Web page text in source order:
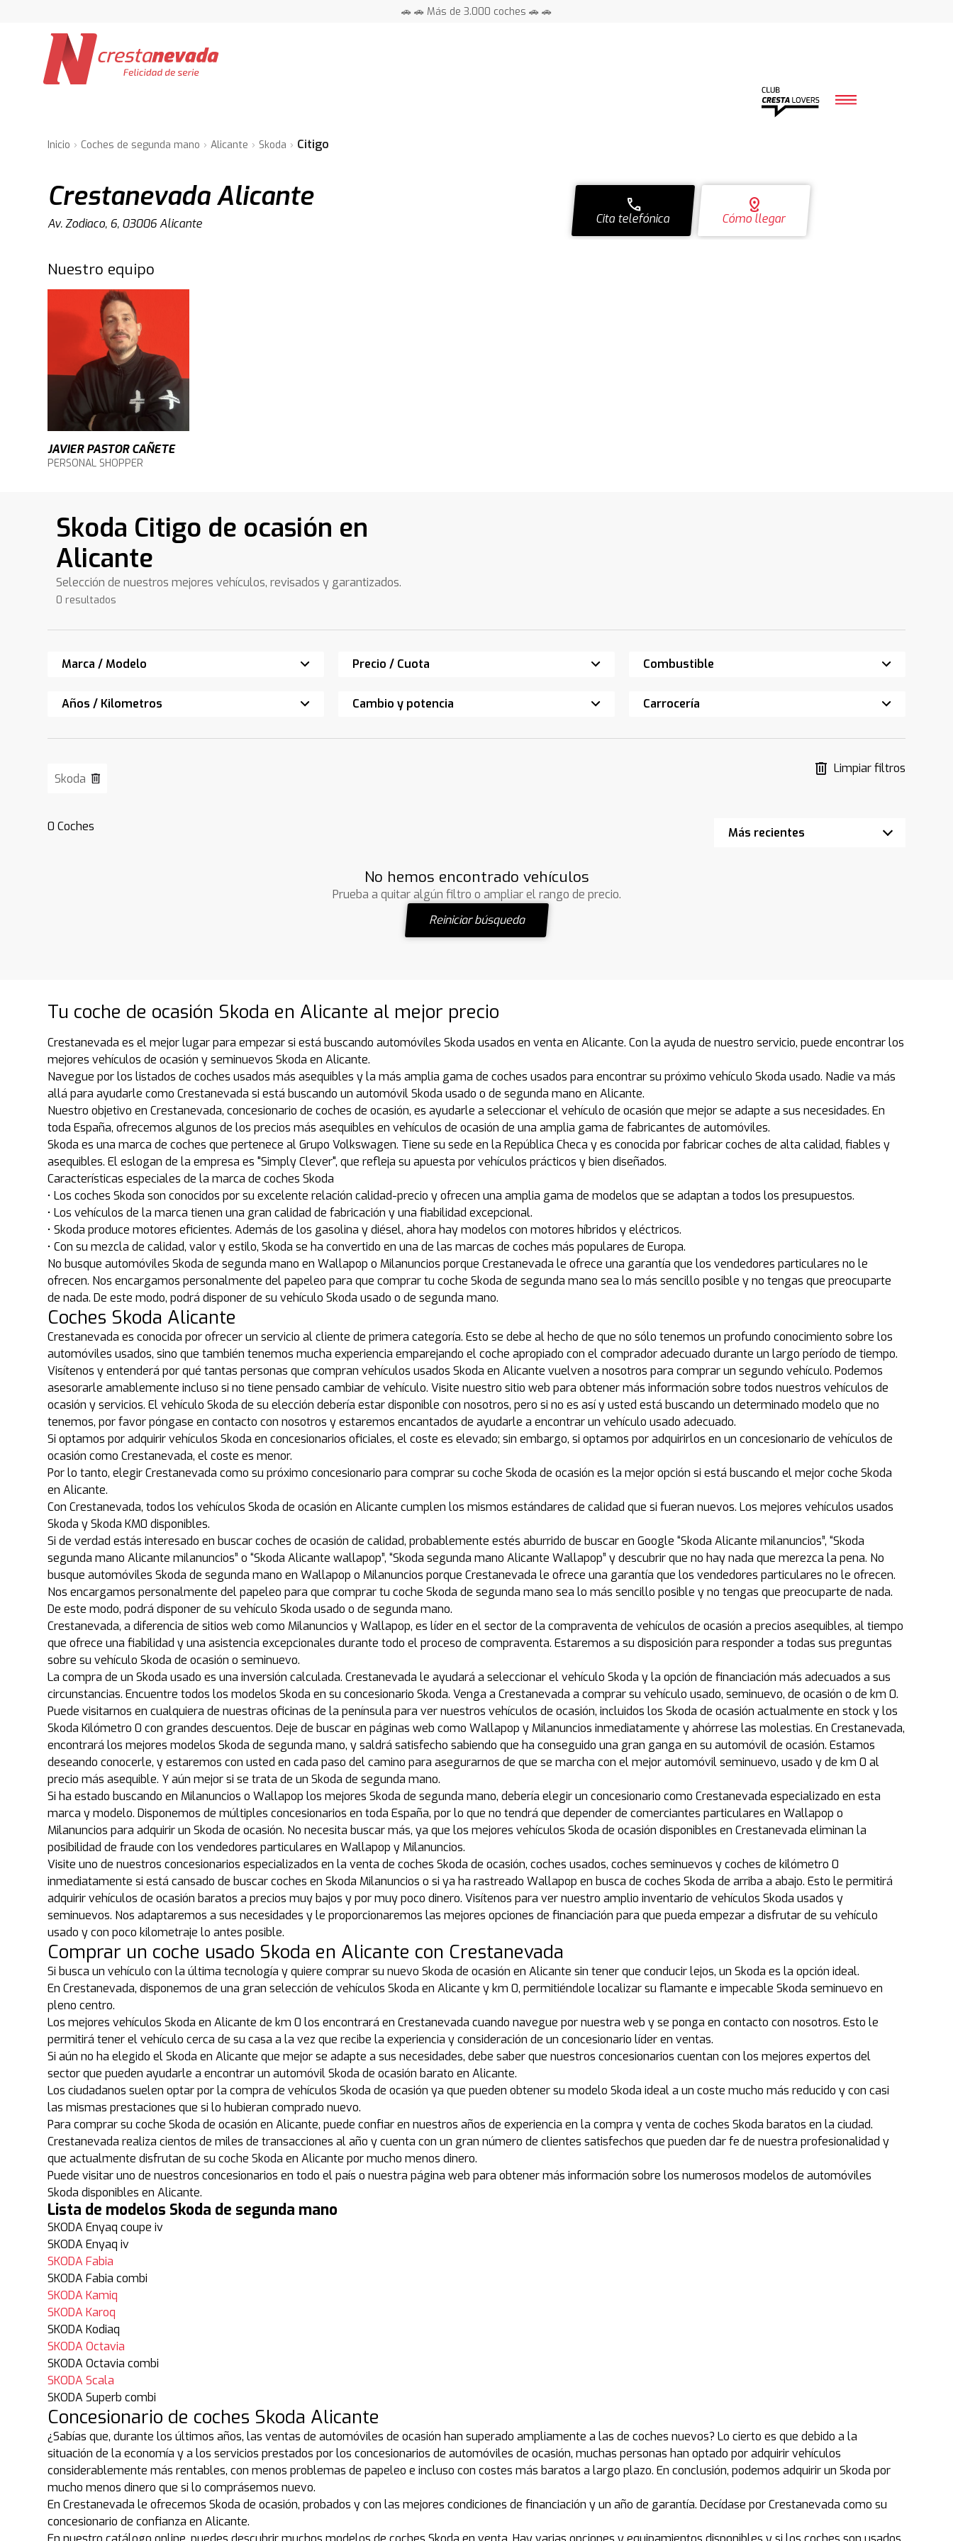
🚗 🚗 Más de 3.000 coches 🚗 🚗
Inicio Coches de segunda mano Alicante Skoda Citigo
Crestanevada Alicante
Av. Zodiaco, 6, 03006 Alicante
distance
Cómo llegar
call
Cita telefónica
Nuestro equipo
JAVIER PASTOR CAÑETE
PERSONAL SHOPPER
Skoda Citigo de ocasión en
Alicante
Selección de nuestros mejores vehículos, revisados y garantizados.
0 resultados
Marca / Modelo Precio / Cuota Combustible
Años / Kilometros Cambio y potencia Carrocería
Skoda
Limpiar filtros
0 Coches
No hemos encontrado vehículos
Prueba a quitar algún filtro o ampliar el rango de precio.
Reiniciar búsqueda
Tu coche de ocasión Skoda en Alicante al mejor precio
Crestanevada es el mejor lugar para empezar si está buscando automóviles Skoda usados en venta en Alicante. Con la ayuda de nuestro servicio, puede encontrar los
mejores vehículos de ocasión y seminuevos Skoda en Alicante.
Navegue por los listados de coches usados más asequibles y la más amplia gama de coches usados para encontrar su próximo vehículo Skoda usado. Nadie va más
allá para ayudarle como Crestanevada si está buscando un automóvil Skoda usado o de segunda mano en Alicante.
Nuestro objetivo en Crestanevada, concesionario de coches de ocasión, es ayudarle a seleccionar el vehículo de ocasión que mejor se adapte a sus necesidades. En
toda España, ofrecemos algunos de los precios más asequibles en vehículos de ocasión de una amplia gama de fabricantes de automóviles.
Skoda es una marca de coches que pertenece al Grupo Volkswagen. Tiene su sede en la República Checa y es conocida por fabricar coches de alta calidad, fiables y
asequibles. El eslogan de la empresa es "Simply Clever", que refleja su apuesta por vehículos prácticos y bien diseñados.
Características especiales de la marca de coches Skoda
• Los coches Skoda son conocidos por su excelente relación calidad-precio y ofrecen una amplia gama de modelos que se adaptan a todos los presupuestos.
• Los vehículos de la marca tienen una gran calidad de fabricación y una fiabilidad excepcional.
• Skoda produce motores eficientes. Además de los gasolina y diésel, ahora hay modelos con motores híbridos y eléctricos.
• Con su mezcla de calidad, valor y estilo, Skoda se ha convertido en una de las marcas de coches más populares de Europa.
No busque automóviles Skoda de segunda mano en Wallapop o Milanuncios porque Crestanevada le ofrece una garantía que los vendedores particulares no le
ofrecen. Nos encargamos personalmente del papeleo para que comprar tu coche Skoda de segunda mano sea lo más sencillo posible y no tengas que preocuparte
de nada. De este modo, podrá disponer de su vehículo Skoda usado o de segunda mano.
Coches Skoda Alicante
Crestanevada es conocida por ofrecer un servicio al cliente de primera categoría. Esto se debe al hecho de que no sólo tenemos un profundo conocimiento sobre los
automóviles usados, sino que también tenemos mucha experiencia emparejando el coche apropiado con el comprador adecuado durante un largo período de tiempo.
Visítenos y entenderá por qué tantas personas que compran vehículos usados Skoda en Alicante vuelven a nosotros para comprar un segundo vehículo. Podemos
asesorarle amablemente incluso si no tiene pensado cambiar de vehículo. Visite nuestro sitio web para obtener más información sobre todos nuestros vehículos de
ocasión y servicios. El vehículo Skoda de su elección debería estar disponible con nosotros, pero si no es así y usted está buscando un determinado modelo que no
tenemos, por favor póngase en contacto con nosotros y estaremos encantados de ayudarle a encontrar un vehículo usado adecuado.
Si optamos por adquirir vehículos Skoda en concesionarios oficiales, el coste es elevado; sin embargo, si optamos por adquirirlos en un concesionario de vehículos de
ocasión como Crestanevada, el coste es menor.
Por lo tanto, elegir Crestanevada como su próximo concesionario para comprar su coche Skoda de ocasión es la mejor opción si está buscando el mejor coche Skoda
en Alicante.
Con Crestanevada, todos los vehículos Skoda de ocasión en Alicante cumplen los mismos estándares de calidad que si fueran nuevos. Los mejores vehículos usados
Skoda y Skoda KM0 disponibles.
Si de verdad estás interesado en buscar coches de ocasión de calidad, probablemente estés aburrido de buscar en Google “Skoda Alicante milanuncios”, “Skoda
segunda mano Alicante milanuncios” o “Skoda Alicante wallapop”, “Skoda segunda mano Alicante Wallapop” y descubrir que no hay nada que merezca la pena. No
busque automóviles Skoda de segunda mano en Wallapop o Milanuncios porque Crestanevada le ofrece una garantía que los vendedores particulares no le ofrecen.
Nos encargamos personalmente del papeleo para que comprar tu coche Skoda de segunda mano sea lo más sencillo posible y no tengas que preocuparte de nada.
De este modo, podrá disponer de su vehículo Skoda usado o de segunda mano.
Crestanevada, a diferencia de sitios web como Milanuncios y Wallapop, es líder en el sector de la compraventa de vehículos de ocasión a precios asequibles, al tiempo
que ofrece una fiabilidad y una asistencia excepcionales durante todo el proceso de compraventa. Estaremos a su disposición para responder a todas sus preguntas
sobre su vehículo Skoda de ocasión o seminuevo.
La compra de un Skoda usado es una inversión calculada. Crestanevada le ayudará a seleccionar el vehículo Skoda y la opción de financiación más adecuados a sus
circunstancias. Encuentre todos los modelos Skoda en su concesionario Skoda. Venga a Crestanevada a comprar su vehículo usado, seminuevo, de ocasión o de km 0.
Puede visitarnos en cualquiera de nuestras oficinas de la península para ver nuestros vehículos de ocasión, incluidos los Skoda de ocasión actualmente en stock y los
Skoda Kilómetro 0 con grandes descuentos. Deje de buscar en páginas web como Wallapop y Milanuncios inmediatamente y ahórrese las molestias. En Crestanevada,
encontrará los mejores modelos Skoda de segunda mano, y saldrá satisfecho sabiendo que ha conseguido una gran ganga en su automóvil de ocasión. Estamos
deseando conocerle, y estaremos con usted en cada paso del camino para asegurarnos de que se marcha con el mejor automóvil seminuevo, usado y de km 0 al
precio más asequible. Y aún mejor si se trata de un Skoda de segunda mano.
Si ha estado buscando en Milanuncios o Wallapop los mejores Skoda de segunda mano, debería elegir un concesionario como Crestanevada especializado en esta
marca y modelo. Disponemos de múltiples concesionarios en toda España, por lo que no tendrá que depender de comerciantes particulares en Wallapop o
Milanuncios para adquirir un Skoda de ocasión. No necesita buscar más, ya que los mejores vehículos Skoda de ocasión disponibles en Crestanevada eliminan la
posibilidad de fraude con los vendedores particulares en Wallapop y Milanuncios.
Visite uno de nuestros concesionarios especializados en la venta de coches Skoda de ocasión, coches usados, coches seminuevos y coches de kilómetro 0
inmediatamente si está cansado de buscar coches en Skoda Milanuncios o si ya ha rastreado Wallapop en busca de coches Skoda de arriba a abajo. Esto le permitirá
adquirir vehículos de ocasión baratos a precios muy bajos y por muy poco dinero. Visítenos para ver nuestro amplio inventario de vehículos Skoda usados y
seminuevos. Nos adaptaremos a sus necesidades y le proporcionaremos las mejores opciones de financiación para que pueda empezar a disfrutar de su vehículo
usado y con poco kilometraje lo antes posible.
Comprar un coche usado Skoda en Alicante con Crestanevada
Si busca un vehículo con la última tecnología y quiere comprar su nuevo Skoda de ocasión en Alicante sin tener que conducir lejos, un Skoda es la opción ideal.
En Crestanevada, disponemos de una gran selección de vehículos Skoda en Alicante y km 0, permitiéndole localizar su flamante e impecable Skoda seminuevo en
pleno centro.
Los mejores vehículos Skoda en Alicante de km 0 los encontrará en Crestanevada cuando navegue por nuestra web y se ponga en contacto con nosotros. Esto le
permitirá tener el vehículo cerca de su casa a la vez que recibe la experiencia y consideración de un concesionario líder en ventas.
Si aún no ha elegido el Skoda en Alicante que mejor se adapte a sus necesidades, debe saber que nuestros concesionarios cuentan con los mejores expertos del
sector que pueden ayudarle a encontrar un automóvil Skoda de ocasión barato en Alicante.
Los ciudadanos suelen optar por la compra de vehículos Skoda de ocasión ya que pueden obtener su modelo Skoda ideal a un coste mucho más reducido y con casi
las mismas prestaciones que si lo hubieran comprado nuevo.
Para comprar su coche Skoda de ocasión en Alicante, puede confiar en nuestros años de experiencia en la compra y venta de coches Skoda baratos en la ciudad.
Crestanevada realiza cientos de miles de transacciones al año y cuenta con un gran número de clientes satisfechos que pueden dar fe de nuestra profesionalidad y
que actualmente disfrutan de su coche Skoda en Alicante por mucho menos dinero.
Puede visitar uno de nuestros concesionarios en todo el país o nuestra página web para obtener más información sobre los numerosos modelos de automóviles
Skoda disponibles en Alicante.
Lista de modelos Skoda de segunda mano
SKODA Enyaq coupe iv
SKODA Enyaq iv
SKODA Fabia
SKODA Fabia combi
SKODA Kamiq
SKODA Karoq
SKODA Kodiaq
SKODA Octavia
SKODA Octavia combi
SKODA Scala
SKODA Superb combi
Concesionario de coches Skoda Alicante
¿Sabías que, durante los últimos años, las ventas de automóviles de ocasión han superado ampliamente a las de coches nuevos? Lo cierto es que debido a la
situación de la economía y a los servicios prestados por los concesionarios de automóviles de ocasión, muchas personas han optado por adquirir vehículos
considerablemente más rentables, con menos problemas de papeleo e incluso con costes más baratos a largo plazo. En conclusión, podemos adquirir un Skoda por
mucho menos dinero que si lo comprásemos nuevo.
En Crestanevada le ofrecemos Skoda de ocasión, probados y con las mejores condiciones de financiación y un año de garantía. Decídase por Crestanevada como su
concesionario de confianza en Alicante.